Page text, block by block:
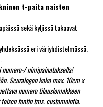
t-paita naisten
sekä kyljissä takaavat
eri väriyhdistelmässä.
numero-/ nimipainatuksella!
Seuralogon koko max. 10cm x
numero tilauslomakkeen
fontin tms. customointia.